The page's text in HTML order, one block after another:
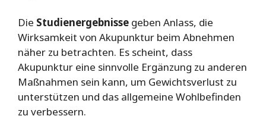
Die Studienergebnisse geben Anlass, die
Wirksamkeit von Akupunktur beim Abnehmen
näher zu betrachten. Es scheint, dass
Akupunktur eine sinnvolle Ergänzung zu anderen
Maßnahmen sein kann, um Gewichtsverlust zu
unterstützen und das allgemeine Wohlbefinden
zu verbessern.